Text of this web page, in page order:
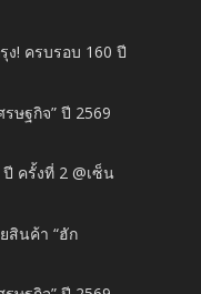
ง! ครบรอบ 160 ปี
ษฐกิจ” ปี 2569
ครั้งที่ 2 @เซ็น
สินค้า “ฮัก